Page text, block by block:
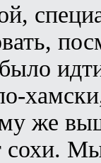
же
Мы